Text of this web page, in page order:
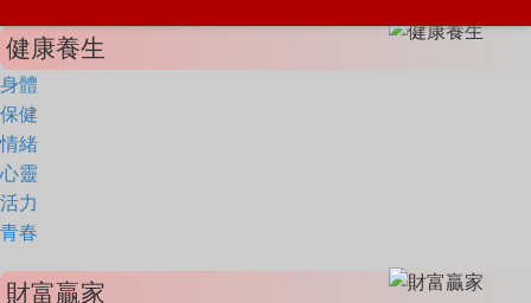
健康養生
身體
保健
情緒
心靈
活力
青春
財富贏家